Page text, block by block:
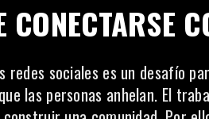
sociales es un desafío
las personas anhelan. El